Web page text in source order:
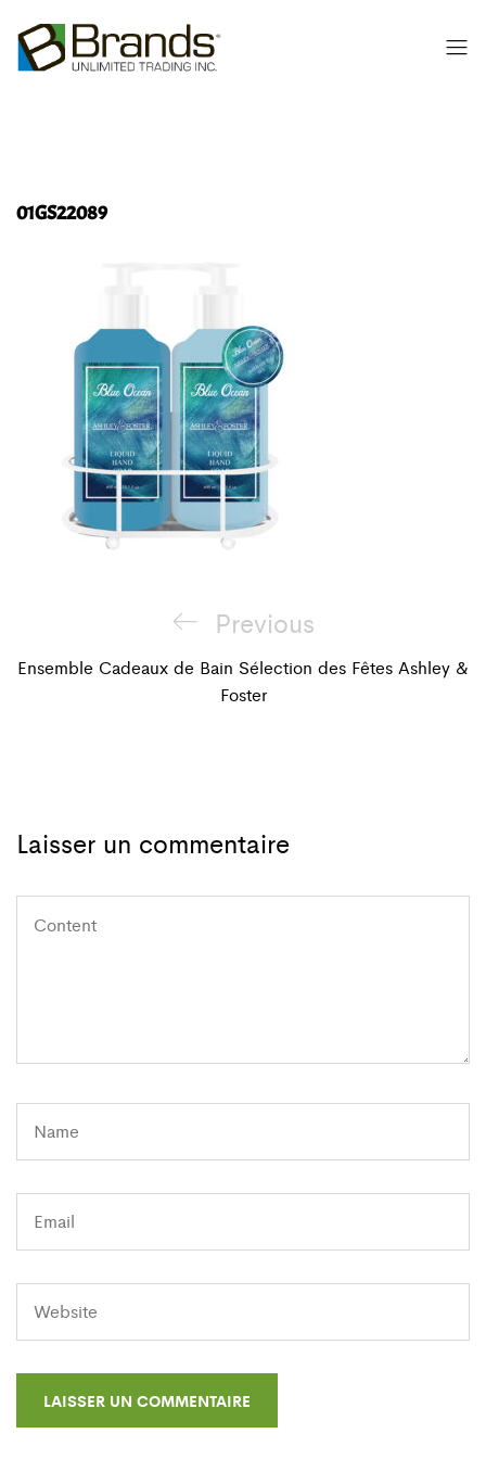
01GS22089
Navigation
de
Previous
Post
Previous
Ensemble Cadeaux de Bain Sélection des Fêtes Ashley &
Foster
Laisser un commentaire